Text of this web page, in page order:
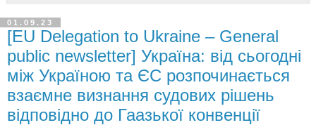
01.09.23
[EU Delegation to Ukraine – General
public newsletter] Україна: від сьогодні
між Україною та ЄС розпочинається
взаємне визнання судових рішень
відповідно до Гаазької конвенції